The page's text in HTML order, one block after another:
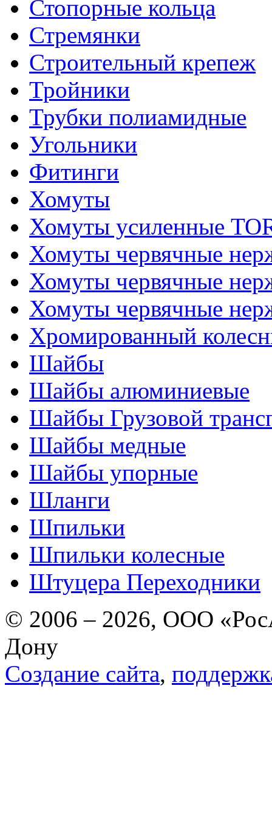
Стопорные кольца
Стремянки
Строительный крепеж
Тройники
Трубки полиамидные
Угольники
Фитинги
Хомуты
Хомуты усиленные
Хомуты червячные
Хомуты червячные
Хомуты червячные
Хромированный
Шайбы
Шайбы алюминиевые
Шайбы Грузовой
Шайбы медные
Шайбы упорные
Шланги
Шпильки
Шпильки колесные
Штуцера Переходники
© 2006 – 2026, ООО
Дону
Создание сайта,